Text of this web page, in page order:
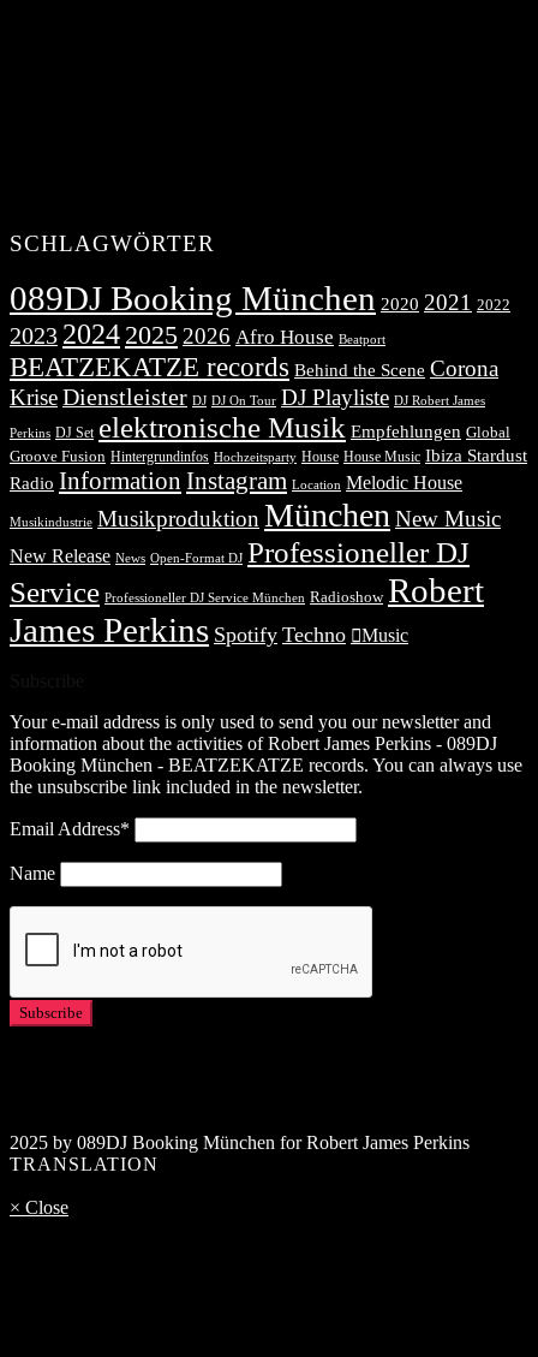
SCHLAGWÖRTER
089DJ Booking München 2020 2021 2022
2023 2024 2025 2026 Afro House Beatport
BEATZEKATZE records Behind the Scene Corona
KriseDienstleister DJ DJ On Tour DJ Playliste DJ Robert James
Perkins DJ Set elektronische Musik Empfehlungen Global
Groove Fusion Hintergrundinfos Hochzeitsparty House House Music Ibiza Stardust
Radio Information Instagram Location Melodic House
Musikindustrie Musikproduktion München New Music
New Release News Open-Format DJ Professioneller DJ
Service Professioneller DJ Service München Radioshow Robert
James Perkins Spotify Techno Music
Your e-mail address is only used to send you our newsletter and
information about the activities of Robert James Perkins - 089DJ
Booking München - BEATZEKATZE records. You can always use
the unsubscribe link included in the newsletter.
Email Address*
Name
2025 by 089DJ Booking München for Robert James Perkins
TRANSLATION
× Close